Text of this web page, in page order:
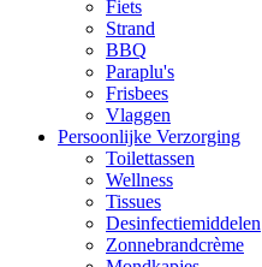
Fiets
Strand
BBQ
Paraplu's
Frisbees
Vlaggen
Persoonlijke Verzorging
Toilettassen
Wellness
Tissues
Desinfectiemiddelen
Zonnebrandcrème